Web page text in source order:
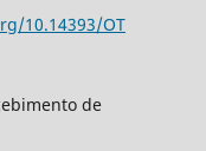
10.14393/OT
de